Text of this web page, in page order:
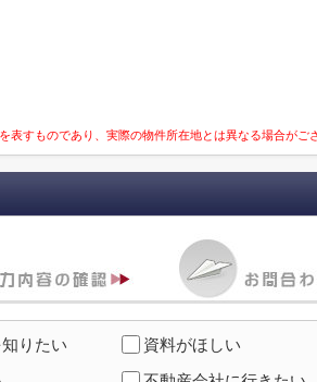
すものであり、実際の物件所在地とは異なる場合がご
りたい
資料がほしい